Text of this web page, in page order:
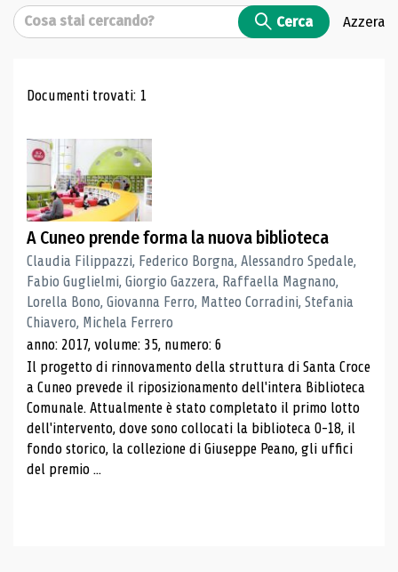
Cerca Cerca Azzera
Risultati di ricerca
Documenti trovati: 1
A Cuneo prende forma la nuova biblioteca
Claudia Filippazzi, Federico Borgna, Alessandro Spedale,
Fabio Guglielmi, Giorgio Gazzera, Raffaella Magnano,
Lorella Bono, Giovanna Ferro, Matteo Corradini, Stefania
Chiavero, Michela Ferrero
anno: 2017, volume: 35, numero: 6
Il progetto di rinnovamento della struttura di Santa Croce
a Cuneo prevede il riposizionamento dell'intera Biblioteca
Comunale. Attualmente è stato completato il primo lotto
dell'intervento, dove sono collocati la biblioteca 0-18, il
fondo storico, la collezione di Giuseppe Peano, gli uffici
del premio ...